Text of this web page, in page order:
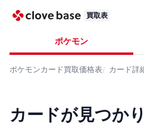
買取表
ポケモン
ポケモンカード買取価格表 カード詳
カードが見つか